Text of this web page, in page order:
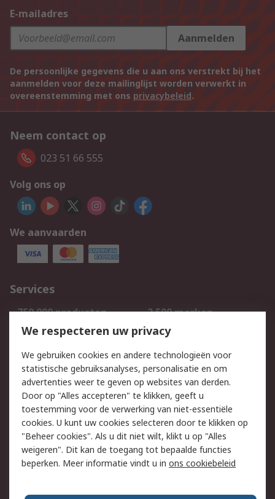
E-mailadres
Aanmelden
De persoonlijke gegevens die u aan ons verstrekt bij het
aanmelden voor deze mailinglijst worden verwerkt in
overeenstemming met ons privacybeleid.
Neem contact op
023 51 66 555
Volg ons op
We aanvaarden
Services
750.000 producten
2.500 merken
Bestellen
Inkoopoplossingen
Track & Trace
Wettelijk
Cookiebeleid
Email veiligheid
Privacybeleid
Websitevoorwaarden
Algemene
verkoopvoorwaarden
We respecteren uw privacy
We gebruiken cookies en andere technologieën voor
statistische gebruiksanalyses, personalisatie en om
advertenties weer te geven op websites van derden.
Door op "Alles accepteren" te klikken, geeft u
toestemming voor de verwerking van niet-essentiële
cookies. U kunt uw cookies selecteren door te klikken op
"Beheer cookies". Als u dit niet wilt, klikt u op "Alles
weigeren". Dit kan de toegang tot bepaalde functies
beperken. Meer informatie vindt u in ons cookiebeleid